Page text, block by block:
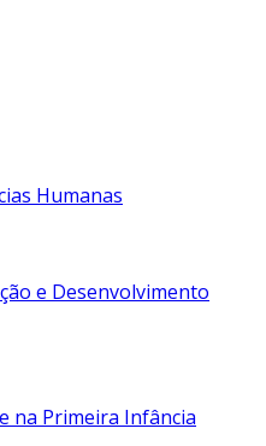
Humanas
e Desenvolvimento
na Primeira Infância